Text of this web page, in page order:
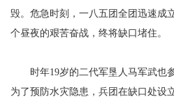
毁。危急时刻，一八五团全团迅速成
个昼夜的艰苦奋战，终将缺口堵住。
时年19岁的二代军垦人马军武也参
为了预防水灾隐患，兵团在缺口处设